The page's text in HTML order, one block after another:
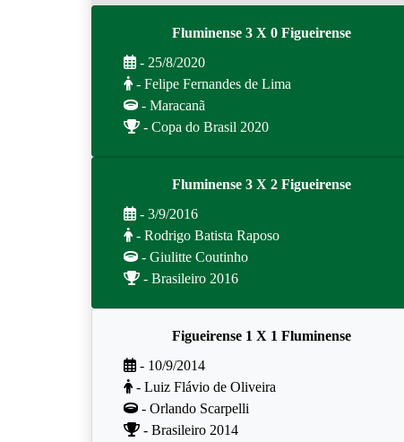
Fluminense 3 X 0 Figueirense
- 25/8/2020
- Felipe Fernandes de Lima
- Maracanã
- Copa do Brasil 2020
Fluminense 3 X 2 Figueirense
- 3/9/2016
- Rodrigo Batista Raposo
- Giulitte Coutinho
- Brasileiro 2016
Figueirense 1 X 1 Fluminense
- 10/9/2014
- Luiz Flávio de Oliveira
- Orlando Scarpelli
- Brasileiro 2014